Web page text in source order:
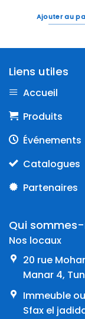
Ajouter au
Liens utiles
Accueil
Produits
Événements
Catalogues
Partenaires
Qui
Nos locaux
20 rue
Manar 4,
Immeuble
Sfax el